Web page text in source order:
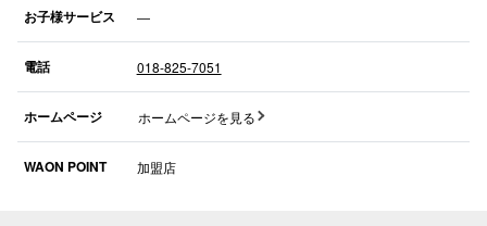
お子様サービス ―
電話 018-825-7051
ホームページ ホームページを見る
WAON POINT 加盟店